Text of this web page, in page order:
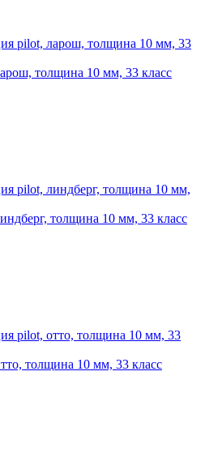
толщина 10 мм, 33 класс
толщина 10 мм, 33 класс
толщина 10 мм, 33 класс